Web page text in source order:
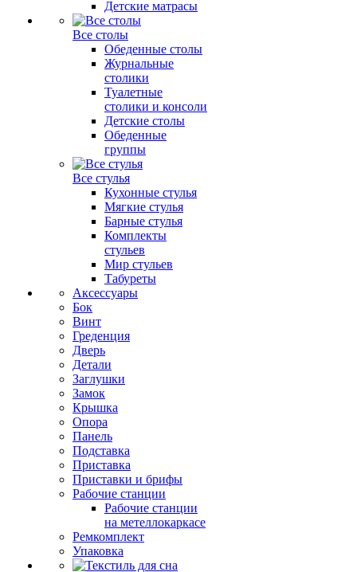
Детские матрасы
Все столы
Обеденные столы
Журнальные
столики
Туалетные
столики и консоли
Детские столы
Обеденные
группы
Все стулья
Кухонные стулья
Мягкие стулья
Барные стулья
Комплекты
стульев
Мир стульев
Табуреты
Аксессуары
Бок
Винт
Греденция
Дверь
Детали
Заглушки
Замок
Крышка
Опора
Панель
Подставка
Приставка
Приставки и брифы
Рабочие станции
Рабочие станции
на метеллокаркасе
Ремкомплект
Упаковка